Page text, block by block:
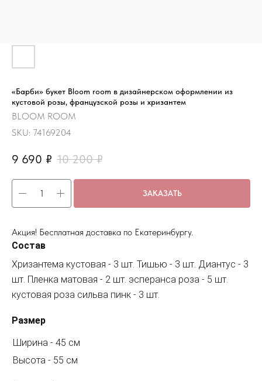
«Барби» букет Bloom room в дизайнерском оформлении из
кустовой розы, французской розы и хризантем
BLOOM ROOM
SKU: 74169204
9 690 ₽ 10 200 ₽
ЗАКАЗАТЬ
Акция! Бесплатная доставка по Екатеринбургу.
Состав
Хризантема кустовая - 3 шт. Тишью - 3 шт. Диантус - 3
шт. Пленка матовая - 2 шт. эсперанса роза - 5 шт.
кустовая роза сильва пинк - 3 шт.
Размер
Ширина - 45 см
Высота - 55 см